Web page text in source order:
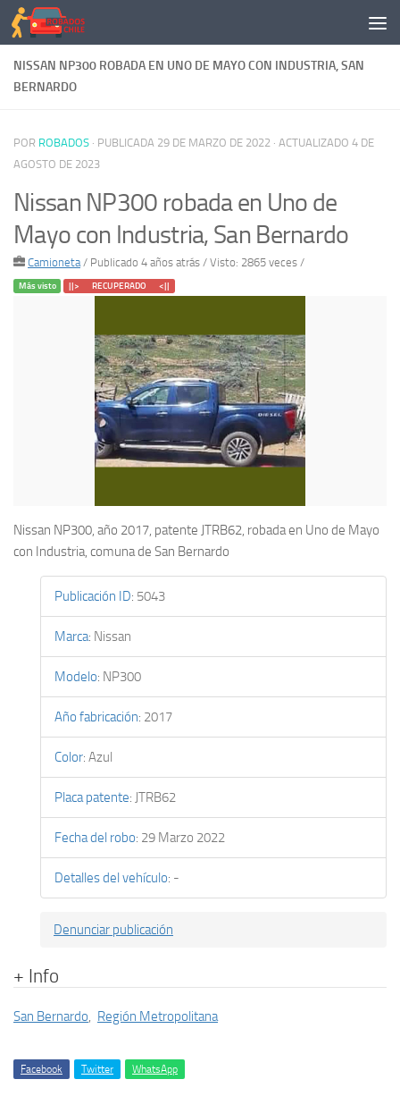
Saltar al contenido
NISSAN NP300 ROBADA EN UNO DE MAYO CON INDUSTRIA, SAN
BERNARDO
POR ROBADOS · PUBLICADA 29 DE MARZO DE 2022 · ACTUALIZADO 4 DE
AGOSTO DE 2023
Nissan NP300 robada en Uno de
Mayo con Industria, San Bernardo
Camioneta/ Publicado 4 años atrás / Visto: 2865 veces /
Más visto ||> RECUPERADO <||
Nissan NP300, año 2017, patente JTRB62, robada en Uno de Mayo
con Industria, comuna de San Bernardo
Publicación ID: 5043
Marca: Nissan
Modelo: NP300
Año fabricación: 2017
Color: Azul
Placa patente: JTRB62
Fecha del robo: 29 Marzo 2022
Detalles del vehículo: -
Denunciar publicación
+ Info
San Bernardo, Región Metropolitana
Facebook Twitter WhatsApp